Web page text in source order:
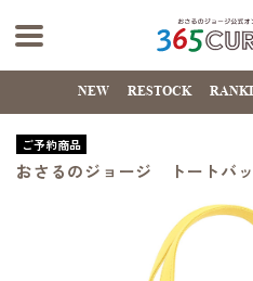
おさる
ジ公式
NEW RESTOCK
ご予約商品
おさるのジョージ トートバ